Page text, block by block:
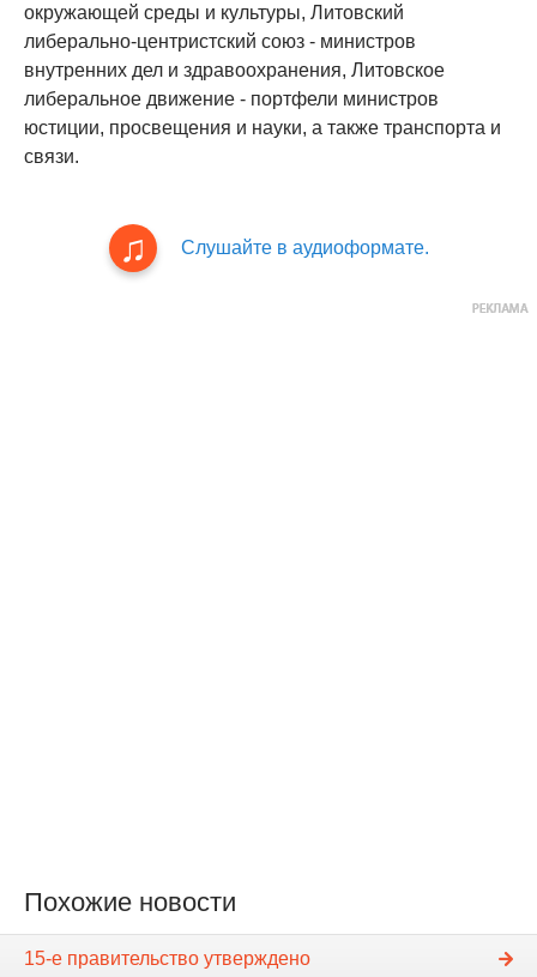
окружающей среды и культуры, Литовский
либерально-центристский союз - министров
внутренних дел и здравоохранения, Литовское
либеральное движение - портфели министров
юстиции, просвещения и науки, а также транспорта и
связи.
Слушайте в аудиоформате.
Похожие новости
15-е правительство утверждено